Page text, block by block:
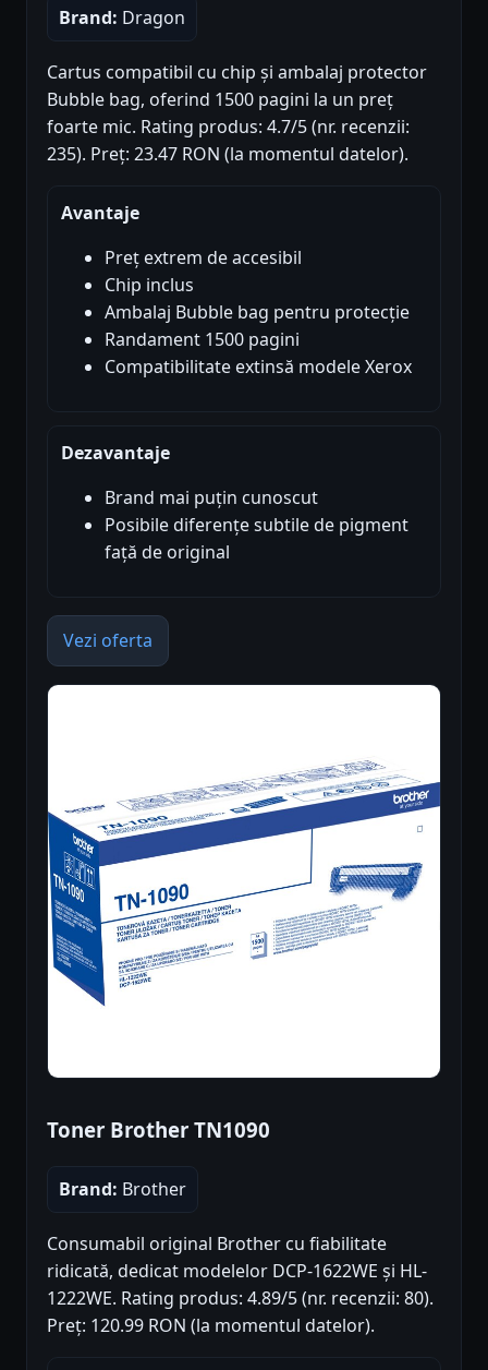
Brand: Dragon
Cartus compatibil cu chip și ambalaj protector
Bubble bag, oferind 1500 pagini la un preț
foarte mic. Rating produs: 4.7/5 (nr. recenzii:
235). Preț: 23.47 RON (la momentul datelor).
Avantaje
Preț extrem de accesibil
Chip inclus
Ambalaj Bubble bag pentru protecție
Randament 1500 pagini
Compatibilitate extinsă modele Xerox
Dezavantaje
Brand mai puțin cunoscut
Posibile diferențe subtile de pigment
față de original
Vezi oferta
Toner Brother TN1090
Brand: Brother
Consumabil original Brother cu fiabilitate
ridicată, dedicat modelelor DCP-1622WE și HL-
1222WE. Rating produs: 4.89/5 (nr. recenzii: 80).
Preț: 120.99 RON (la momentul datelor).